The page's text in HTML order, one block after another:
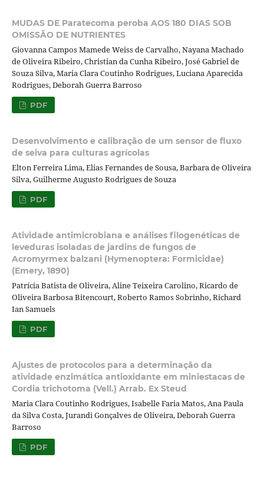
MUDAS DE Paratecoma peroba AOS 180 DIAS SOB
OMISSÃO DE NUTRIENTES
Giovanna Campos Mamede Weiss de Carvalho, Nayana Machado
de Oliveira Ribeiro, Christian da Cunha Ribeiro, José Gabriel de
Souza Silva, Maria Clara Coutinho Rodrigues, Luciana Aparecida
Rodrigues, Deborah Guerra Barroso
PDF
Desenvolvimento e calibração de um sensor de fluxo
de seiva para culturas agrícolas
Elton Ferreira Lima, Elias Fernandes de Sousa, Barbara de Oliveira
Silva, Guilherme Augusto Rodrigues de Souza
PDF
Atividade antimicrobiana e análises filogenéticas de
leveduras isoladas de jardins de fungos de
Acromyrmex balzani (Hymenoptera: Formicidae)
(Emery, 1890)
Patrícia Batista de Oliveira, Aline Teixeira Carolino, Ricardo de
Oliveira Barbosa Bitencourt, Roberto Ramos Sobrinho, Richard
Ian Samuels
PDF
Ajustes de protocolos para a determinação da
atividade enzimática antioxidante em miniestacas de
Cordia trichotoma (Vell.) Arrab. Ex Steud
Maria Clara Coutinho Rodrigues, Isabelle Faria Matos, Ana Paula
da Silva Costa, Jurandi Gonçalves de Oliveira, Deborah Guerra
Barroso
PDF